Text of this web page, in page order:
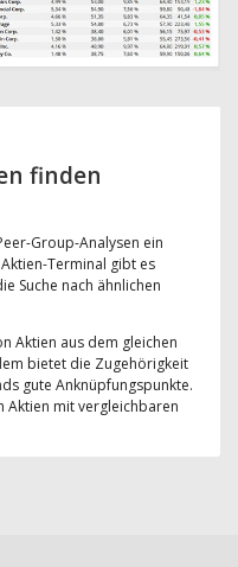
finden
Group-Analysen ein
Terminal gibt es
Suche nach ähnlichen
Aktien aus dem gleichen
bietet die Zugehörigkeit
gute Anknüpfungspunkte.
Aktien mit vergleichbaren